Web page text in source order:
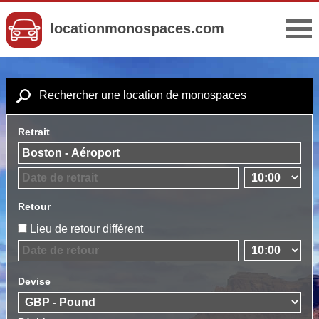
locationmonospaces.com
Rechercher une location de monospaces
Retrait
Retour
Lieu de retour différent
Devise